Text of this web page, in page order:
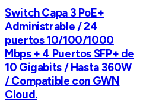
Switch Capa 3 PoE+
Administrable / 24
puertos 10/100/1000
Mbps + 4 Puertos SFP+ de
10 Gigabits / Hasta 360W
/ Compatible con GWN
Cloud.